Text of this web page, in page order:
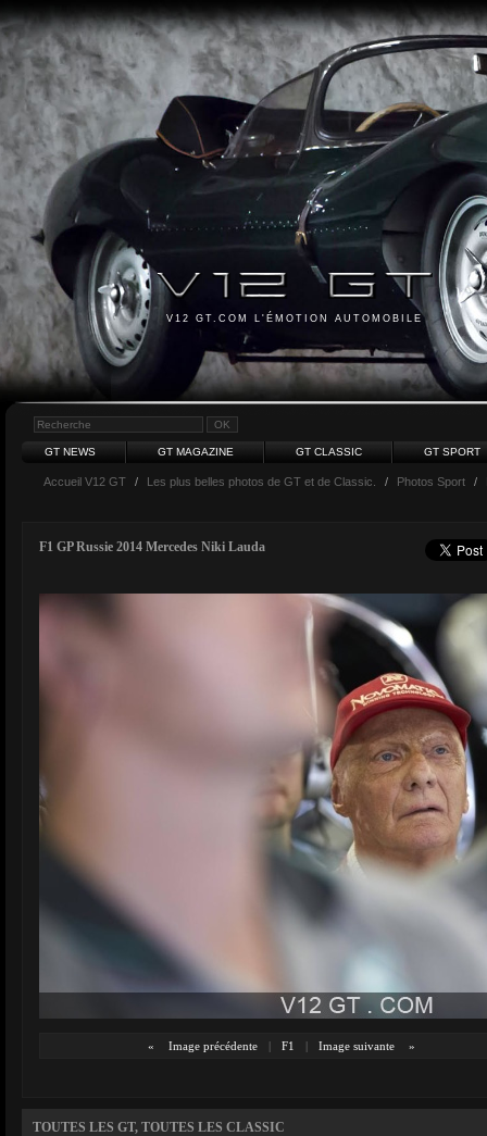
V12 GT.COM L'ÉMOTION AUTOMOBILE
GT NEWS GT MAGAZINE GT CLASSIC GT SPORT
Accueil V12 GT / Les plus belles photos de GT et de Classic. / Photos Sport /
F1 GP Russie 2014 Mercedes Niki Lauda
« Image précédente | F1 | Image suivante »
TOUTES LES GT, TOUTES LES CLASSIC